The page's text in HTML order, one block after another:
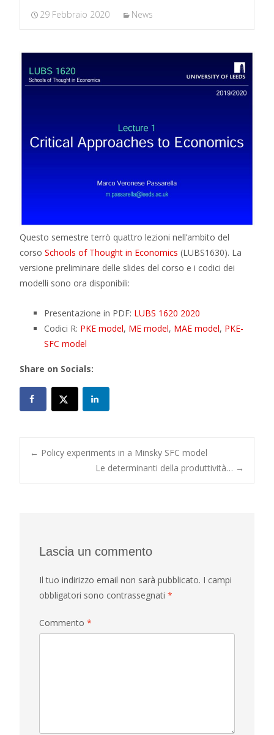
29 Febbraio 2020 News
Questo semestre terrò quattro lezioni nell’ambito del
corso Schools of Thought in Economics (LUBS1630). La
versione preliminare delle slides del corso e i codici dei
modelli sono ora disponibili:
Presentazione in PDF: LUBS 1620 2020
Codici R: PKE model, ME model, MAE model, PKE-
SFC model
Share on Socials:
Post
← Policy experiments in a Minsky SFC model
Le determinanti della produttività… →
Lascia un commento
Il tuo indirizzo email non sarà pubblicato. I campi
obbligatori sono contrassegnati *
Commento *